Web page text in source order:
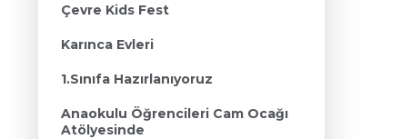
Çevre Kids Fest
Karınca Evleri
1.Sınıfa Hazırlanıyoruz
Anaokulu Öğrencileri Cam Ocağı
Atölyesinde